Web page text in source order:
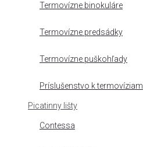
Termovízne binokuláre
Termovízne predsádky
Termovízne puškohľady
Príslušenstvo k termovíziam
Picatinny lišty
Contessa